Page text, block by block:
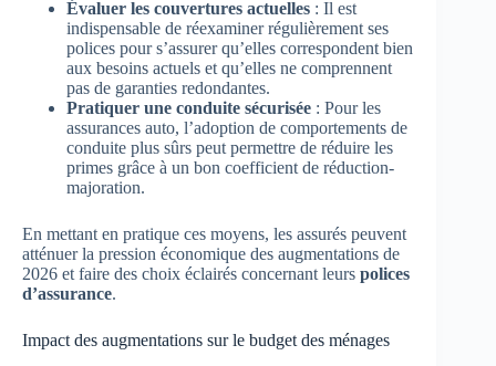
Évaluer les couvertures actuelles : Il est
indispensable de réexaminer régulièrement ses
polices pour s’assurer qu’elles correspondent bien
aux besoins actuels et qu’elles ne comprennent
pas de garanties redondantes.
Pratiquer une conduite sécurisée : Pour les
assurances auto, l’adoption de comportements de
conduite plus sûrs peut permettre de réduire les
primes grâce à un bon coefficient de réduction-
majoration.
En mettant en pratique ces moyens, les assurés peuvent
atténuer la pression économique des augmentations de
2026 et faire des choix éclairés concernant leurs polices
d’assurance.
Impact des augmentations sur le budget des ménages